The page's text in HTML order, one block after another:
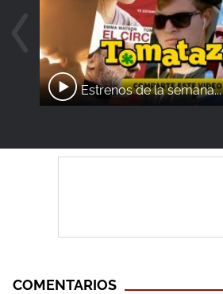
Estrenos de la semana...
COMENTARIOS